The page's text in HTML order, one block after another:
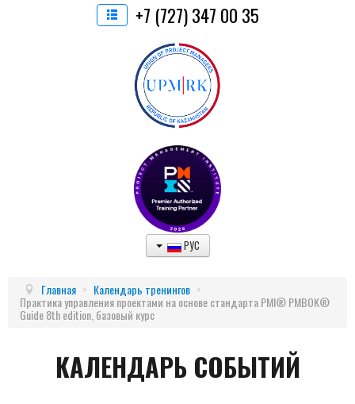
+7 (727) 347 00 35
РУС
Главная > Календарь тренингов >
Практика управления проектами на основе стандарта PMI® PMBOK®
Guide 8th edition, базовый курс
КАЛЕНДАРЬ СОБЫТИЙ